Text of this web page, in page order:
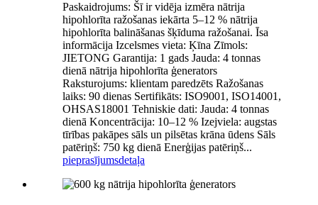
Paskaidrojums: Šī ir vidēja izmēra nātrija
hipohlorīta ražošanas iekārta 5–12 % nātrija
hipohlorīta balināšanas šķīduma ražošanai. Īsa
informācija Izcelsmes vieta: Ķīna Zīmols:
JIETONG Garantija: 1 gads Jauda: 4 tonnas
dienā nātrija hipohlorīta ģenerators
Raksturojums: klientam paredzēts Ražošanas
laiks: 90 dienas Sertifikāts: ISO9001, ISO14001,
OHSAS18001 Tehniskie dati: Jauda: 4 tonnas
dienā Koncentrācija: 10–12 % Izejviela: augstas
tīrības pakāpes sāls un pilsētas krāna ūdens Sāls
patēriņš: 750 kg dienā Enerģijas patēriņš...
pieprasījumsdetaļa